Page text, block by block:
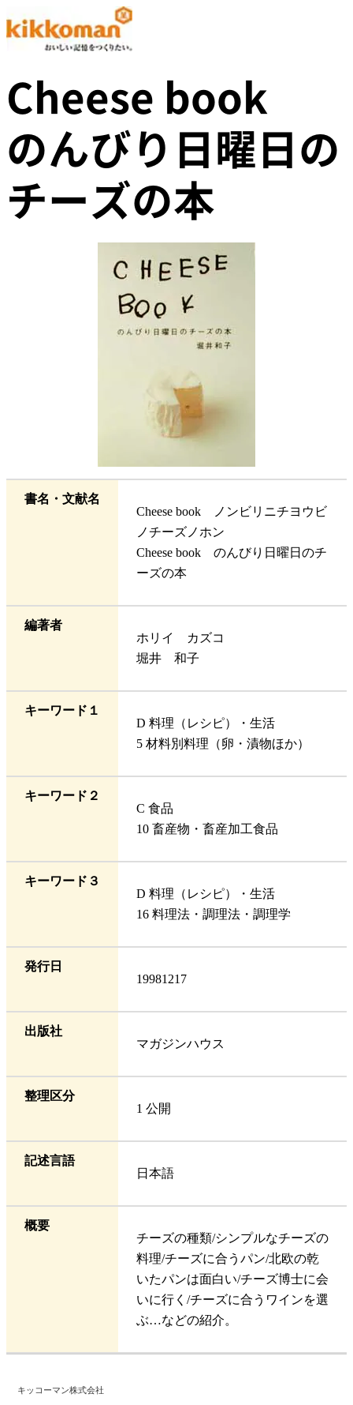
Cheese book
のんびり日曜日の
チーズの本
書名・文献名
Cheese book ノンビリニチヨウビ
ノチーズノホン
Cheese book のんびり日曜日のチ
ーズの本
編著者
ホリイ カズコ
堀井 和子
キーワード１
D 料理（レシピ）・生活
5 材料別料理（卵・漬物ほか）
キーワード２
C 食品
10 畜産物・畜産加工食品
キーワード３
D 料理（レシピ）・生活
16 料理法・調理法・調理学
発行日
19981217
出版社
マガジンハウス
整理区分
1 公開
記述言語
日本語
概要
チーズの種類/シンプルなチーズの
料理/チーズに合うパン/北欧の乾
いたパンは面白い/チーズ博士に会
いに行く/チーズに合うワインを選
ぶ…などの紹介。
キッコーマン株式会社